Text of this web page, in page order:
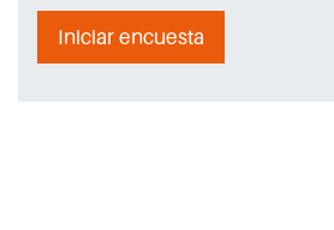
Iniciar encuesta